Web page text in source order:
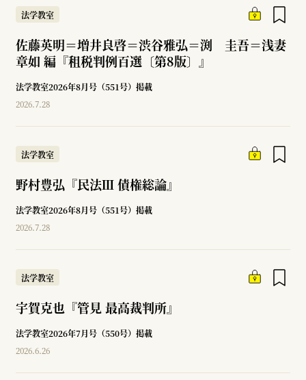
法学教室
佐藤英明＝増井良啓＝渋谷雅弘＝渕 圭吾＝浅妻
章如 編『租税判例百選〔第8版〕』
法学教室2026年8月号（551号）掲載
2026.7.28
法学教室
野村豊弘『民法Ⅲ 債権総論』
法学教室2026年8月号（551号）掲載
2026.7.28
法学教室
宇賀克也『管見 最高裁判所』
法学教室2026年7月号（550号）掲載
2026.6.26